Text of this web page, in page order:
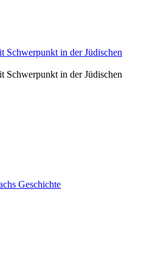
Schwerpunkt in der Jüdischen
Schwerpunkt in der Jüdischen
Geschichte